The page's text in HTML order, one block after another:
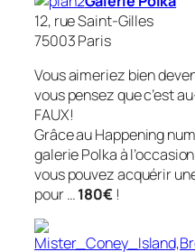
12, rue Saint-Gilles
75003 Paris
Vous aimeriez bien
vous pensez que c’est
FAUX!
Grâce au Happening
galerie Polka à
vous pouvez acquérir
pour …180€!